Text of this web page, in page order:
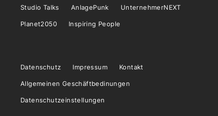
Studio Talks AnlagePunk UnternehmerNEXT
Planet2050 Inspiring People
Datenschutz Impressum Kontakt
Allgemeinen Geschäftbedinungen
Datenschutzeinstellungen